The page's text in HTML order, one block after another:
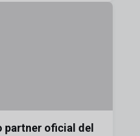
partner oficial del